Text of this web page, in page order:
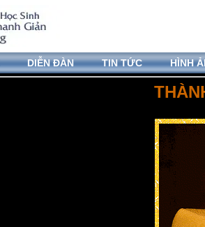
DIỄN ĐÀN TIN TỨC HÌNH